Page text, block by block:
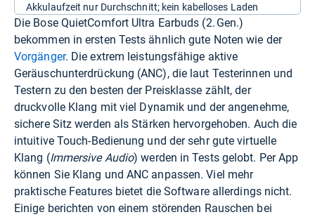
Akkulaufzeit nur Durchschnitt; kein kabelloses Laden
Die Bose QuietComfort Ultra Earbuds (2. Gen.)
bekommen in ersten Tests ähnlich gute Noten wie der
Vorgänger. Die extrem leistungsfähige aktive
Geräuschunterdrückung (ANC), die laut Testerinnen und
Testern zu den besten der Preisklasse zählt, der
druckvolle Klang mit viel Dynamik und der angenehme,
sichere Sitz werden als Stärken hervorgehoben. Auch die
intuitive Touch-Bedienung und der sehr gute virtuelle
Klang (Immersive Audio) werden in Tests gelobt. Per App
können Sie Klang und ANC anpassen. Viel mehr
praktische Features bietet die Software allerdings nicht.
Einige berichten von einem störenden Rauschen bei